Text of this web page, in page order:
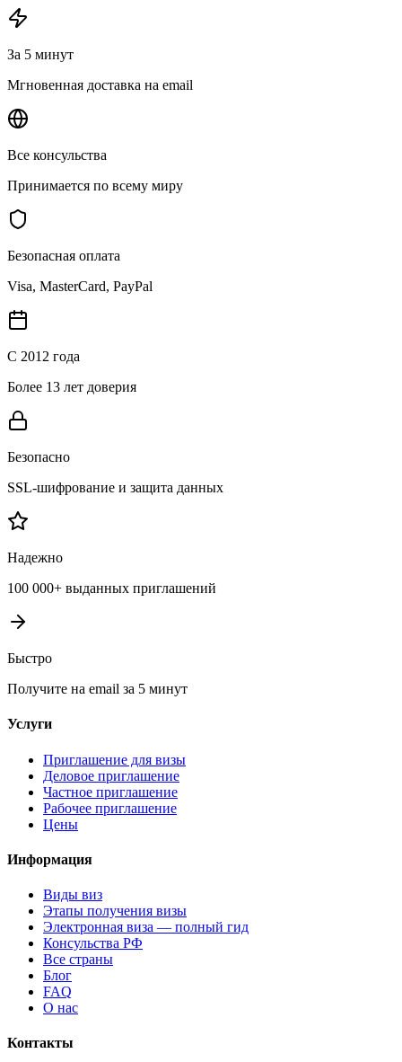
За 5 минут
Мгновенная доставка на email
Все консульства
Принимается по всему миру
Безопасная оплата
Visa, MasterCard, PayPal
С 2012 года
Более 13 лет доверия
Безопасно
SSL-шифрование и защита данных
Надежно
100 000+ выданных приглашений
Быстро
Получите на email за 5 минут
Услуги
Приглашение для визы
Деловое приглашение
Частное приглашение
Рабочее приглашение
Цены
Информация
Виды виз
Этапы получения визы
Электронная виза — полный гид
Консульства РФ
Все страны
Блог
FAQ
О нас
Контакты